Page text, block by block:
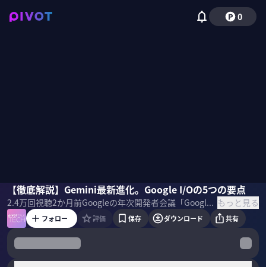
0
【徹底解説】Gemini最新進化。Google I/Oの5つの要点
2.4万回視聴2か月前 Googleの年次開発者会議「Google I /O」ではどんなGeminiの進化が語られたのか？我々の仕事や生活にどう活かせるのか？5つの要点を、Algomatic CEOの大野峻典氏に解説してもらった。 ＜ゲスト＞ 大野峻典｜Algomatic CEO DMM AI戦略顧問 東京大学工学部で機械学習を専攻。卒業後、機械学習モデルの開発・提供を行うAlgoageを創業。2020年にDMMグループへジョイン。2023年大規模言語モデル・生成AI技術を活用したサービスの開発・提供を行うAlgomaticを創業。 ＜目次＞ もっと見る
大野峻典佐々木紀彦
フォロー 評価 保存 ダウンロード 共有